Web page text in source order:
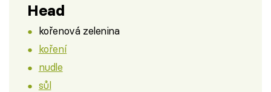
Head
kořenová zelenina
koření
nudle
sůl